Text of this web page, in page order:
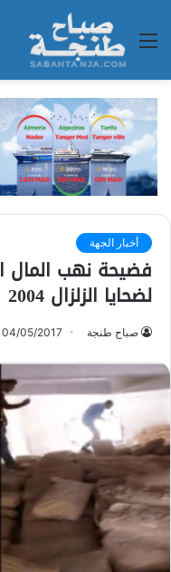
القائمة
أخبار الجهة
فضيحة نهب المال
لضحايا الزلزال 2004
صباح طنجة 04/05/2017